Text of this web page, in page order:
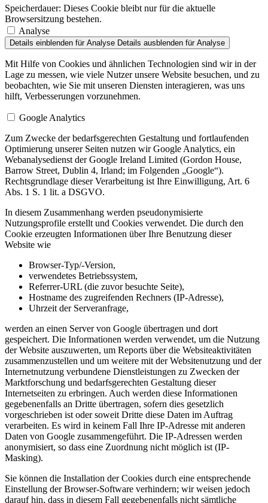
Speicherdauer: Dieses Cookie bleibt nur für die aktuelle
Browsersitzung bestehen.
Analyse
Details einblenden für Analyse Details ausblenden für Analyse
Mit Hilfe von Cookies und ähnlichen Technologien sind wir in der
Lage zu messen, wie viele Nutzer unsere Website besuchen, und zu
beobachten, wie Sie mit unseren Diensten interagieren, was uns
hilft, Verbesserungen vorzunehmen.
Google Analytics
Zum Zwecke der bedarfsgerechten Gestaltung und fortlaufenden
Optimierung unserer Seiten nutzen wir Google Analytics, ein
Webanalysedienst der Google Ireland Limited (Gordon House,
Barrow Street, Dublin 4, Irland; im Folgenden „Google“).
Rechtsgrundlage dieser Verarbeitung ist Ihre Einwilligung, Art. 6
Abs. 1 S. 1 lit. a DSGVO.
In diesem Zusammenhang werden pseudonymisierte
Nutzungsprofile erstellt und Cookies verwendet. Die durch den
Cookie erzeugten Informationen über Ihre Benutzung dieser
Website wie
Browser-Typ/-Version,
verwendetes Betriebssystem,
Referrer-URL (die zuvor besuchte Seite),
Hostname des zugreifenden Rechners (IP-Adresse),
Uhrzeit der Serveranfrage,
werden an einen Server von Google übertragen und dort
gespeichert. Die Informationen werden verwendet, um die Nutzung
der Website auszuwerten, um Reports über die Websiteaktivitäten
zusammenzustellen und um weitere mit der Websitenutzung und der
Internetnutzung verbundene Dienstleistungen zu Zwecken der
Marktforschung und bedarfsgerechten Gestaltung dieser
Internetseiten zu erbringen. Auch werden diese Informationen
gegebenenfalls an Dritte übertragen, sofern dies gesetzlich
vorgeschrieben ist oder soweit Dritte diese Daten im Auftrag
verarbeiten. Es wird in keinem Fall Ihre IP-Adresse mit anderen
Daten von Google zusammengeführt. Die IP-Adressen werden
anonymisiert, so dass eine Zuordnung nicht möglich ist (IP-
Masking).
Sie können die Installation der Cookies durch eine entsprechende
Einstellung der Browser-Software verhindern; wir weisen jedoch
darauf hin, dass in diesem Fall gegebenenfalls nicht sämtliche